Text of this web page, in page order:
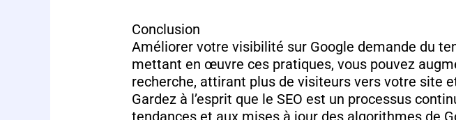
Conclusion
Améliorer votre visibilité sur Google demande du
mettant en œuvre ces pratiques, vous pouvez
recherche, attirant plus de visiteurs vers votre site
Gardez à l’esprit que le SEO est un processus
tendances et aux mises à jour des algorithmes de